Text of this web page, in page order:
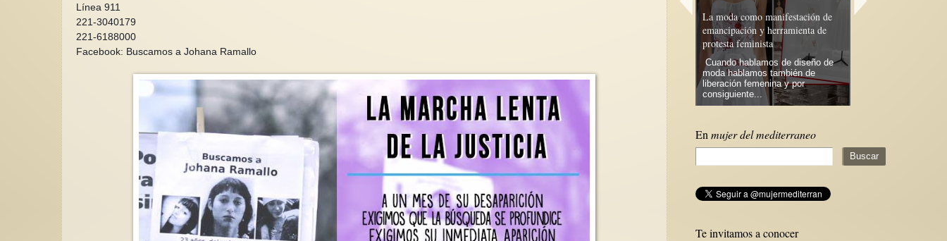
Línea 911
221-3040179
221-6188000
Facebook: Buscamos a Johana Ramallode la Paz, Narges Mohammadi
La represión política y religiosa,
la persecución y el
encarcelamiento, la violación y...
La violencia contra las mujeres es
manifiesta en diversas formas,...
Quienes amamos sumergirnos en
el universo mágico de la tinta y el
papel estamos de...
La moda como manifestación de
emancipación y herramienta de
protesta feminista
Cuando hablamos de diseño de
moda hablamos también de
liberación femenina y por
consiguiente...
En mujer del mediterraneo
Te invitamos a conocer